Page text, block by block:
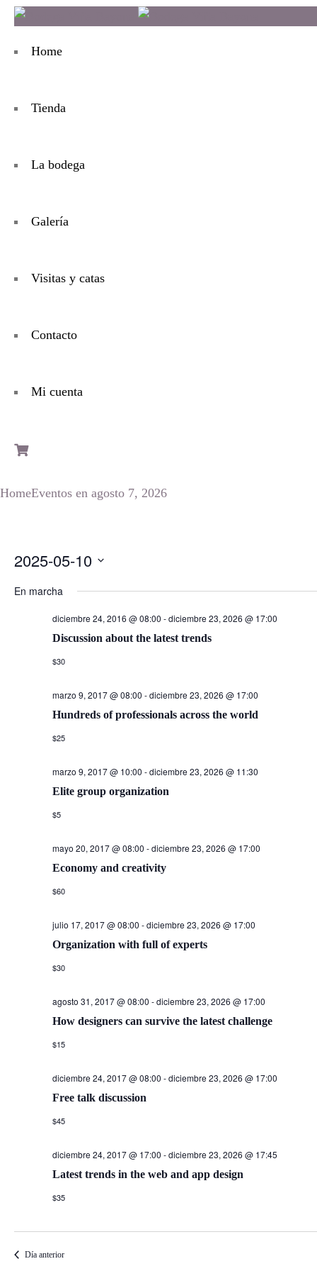
Home
Tienda
La bodega
Galería
Visitas y catas
Contacto
Mi cuenta
HomeEventos en agosto 7, 2026
2025-05-10
En marcha
diciembre 24, 2016 @ 08:00 -diciembre 23, 2026 @ 17:00
Discussion about the latest trends
$30
marzo 9, 2017 @ 08:00 -diciembre 23, 2026 @ 17:00
Hundreds of professionals across the world
$25
marzo 9, 2017 @ 10:00 -diciembre 23, 2026 @ 11:30
Elite group organization
$5
mayo 20, 2017 @ 08:00 -diciembre 23, 2026 @ 17:00
Economy and creativity
$60
julio 17, 2017 @ 08:00 -diciembre 23, 2026 @ 17:00
Organization with full of experts
$30
agosto 31, 2017 @ 08:00 -diciembre 23, 2026 @ 17:00
How designers can survive the latest challenge
$15
diciembre 24, 2017 @ 08:00 -diciembre 23, 2026 @ 17:00
Free talk discussion
$45
diciembre 24, 2017 @ 17:00 -diciembre 23, 2026 @ 17:45
Latest trends in the web and app design
$35
Día anterior